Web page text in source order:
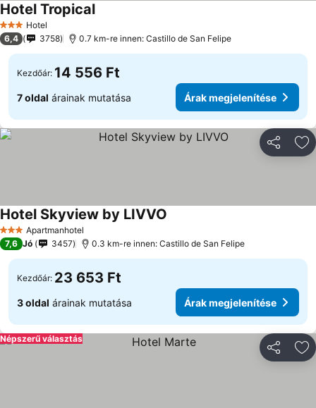
3 Kategória
Hotel
Hotel Tropical
6,4 3758 0.7 km-re innen: Castillo de San Felipe
Kezdőár: 14 556 Ft
7 oldal árainak mutatása Árak megjelenítése
3 KategóriaApartmanhotel
Hotel Skyview by LIVVO
7,6 Jó 3457 0.3 km-re innen: Castillo de San Felipe
Kezdőár: 23 653 Ft
3 oldal árainak mutatása Árak megjelenítése
Népszerű választás